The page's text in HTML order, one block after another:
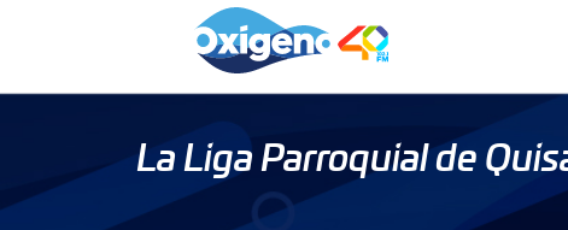
La Liga Parroquial de